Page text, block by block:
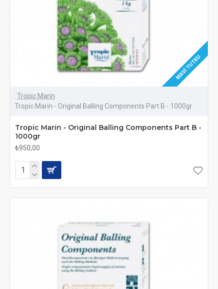
MAVI TUTKU
Tropic Marin
Tropic Marin - Original Balling Components Part B - 1000gr
Tropic Marin - Original Balling Components Part B -
1000gr
₺950,00